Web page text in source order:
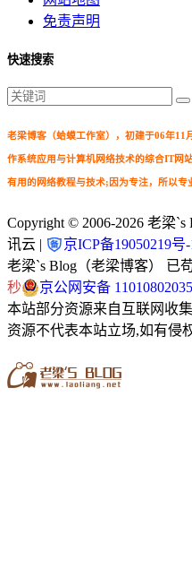
免责声明
快速搜索
老梁博客（蛤蟆工作室），初建于06年11
作系统应用与计算机网络技术的综合IT网
有用的网络教程与技术;因为专注，所以专
Copyright © 2006-2026 老梁`s
讯云 |
京ICP备19050219号-
老梁`s Blog（老梁博客） 已
秒
京公网安备
本站部分资源来自互联网收
资源不代表本站立场,如有侵